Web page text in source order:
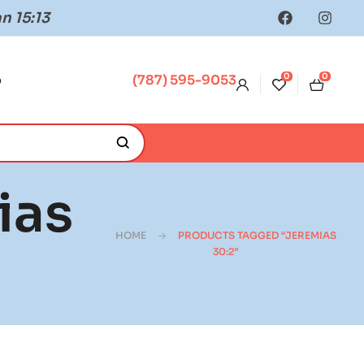
15:13
(787) 595-9053 0 0
HOME
PRODUCTS TAGGED “JEREMIAS
30:2”